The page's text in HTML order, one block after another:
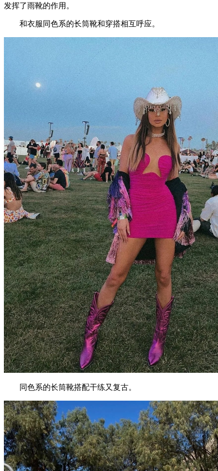
发挥了雨靴的作用。
和衣服同色系的长筒靴和穿搭相互呼应。
同色系的长筒靴搭配干练又复古。